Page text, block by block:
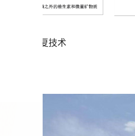
化净水修复技术